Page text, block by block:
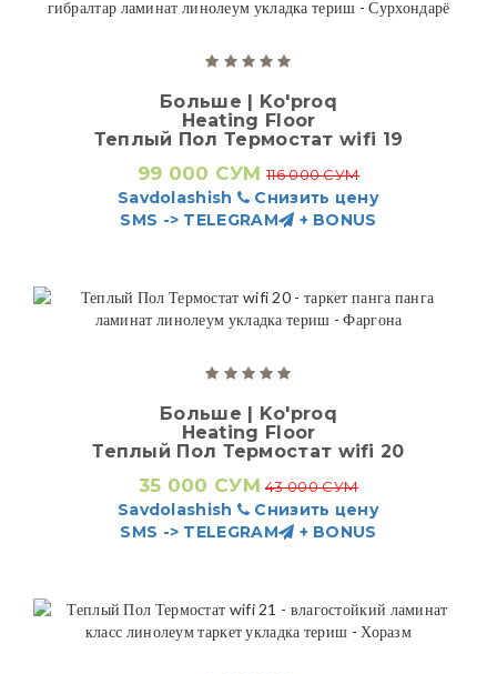
Больше | Ko'proq
Heating Floor
Теплый Пол Термостат wifi 19
99 000 СУМ 116 000 СУМ
Savdolashish
Снизить цену
SMS -> TELEGRAM
+ BONUS
Больше | Ko'proq
Heating Floor
Теплый Пол Термостат wifi 20
35 000 СУМ 43 000 СУМ
Savdolashish
Снизить цену
SMS -> TELEGRAM
+ BONUS